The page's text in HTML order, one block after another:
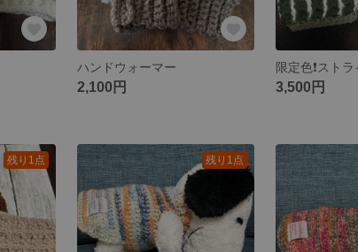
ハンドウォーマー
2,100円 3,500円
残り1点 残り1点